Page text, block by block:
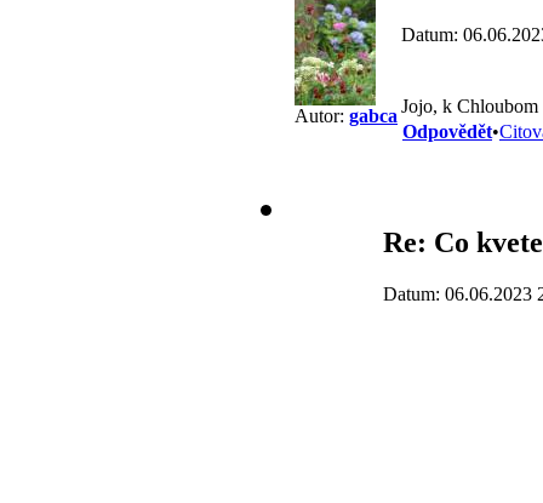
Autor: gabca
Datum:
Jojo, k
Odpovědět•
Re: Co
Datum: 06.06.2023